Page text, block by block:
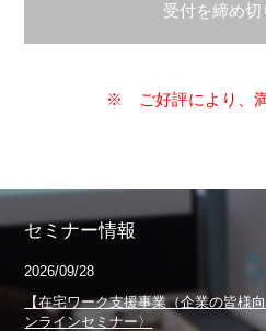
受付を締め切
※ ご好評により、
セミナー情報
2026/09/28
【在宅ワーク支援事業（企業の皆様
ンラインセミナー〉